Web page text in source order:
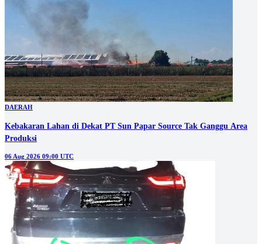
DAERAH
Kebakaran Lahan di Dekat PT Sun Papar Source Tak Ganggu Area
Produksi
06 Aug 2026 09:00 UTC